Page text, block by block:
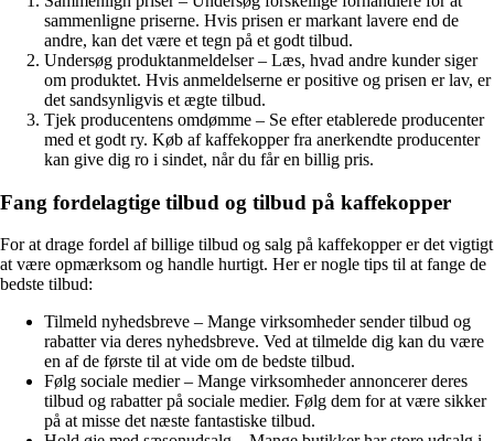
sammenligne priserne. Hvis prisen er markant lavere end de
andre, kan det være et tegn på et godt tilbud.
Undersøg produktanmeldelser – Læs, hvad andre kunder siger
om produktet. Hvis anmeldelserne er positive og prisen er lav, er
det sandsynligvis et ægte tilbud.
Tjek producentens omdømme – Se efter etablerede producenter
med et godt ry. Køb af kaffekopper fra anerkendte producenter
kan give dig ro i sindet, når du får en billig pris.
Fang fordelagtige tilbud og tilbud på kaffekopper
For at drage fordel af billige tilbud og salg på kaffekopper er det vigtigt
at være opmærksom og handle hurtigt. Her er nogle tips til at fange de
bedste tilbud:
Tilmeld nyhedsbreve – Mange virksomheder sender tilbud og
rabatter via deres nyhedsbreve. Ved at tilmelde dig kan du være
en af de første til at vide om de bedste tilbud.
Følg sociale medier – Mange virksomheder annoncerer deres
tilbud og rabatter på sociale medier. Følg dem for at være sikker
på at misse det næste fantastiske tilbud.